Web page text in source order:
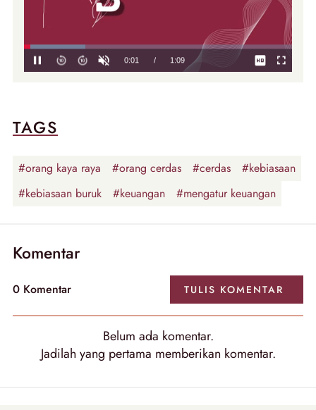
TAGS
#orang kaya raya #orang cerdas #cerdas
#kebiasaan
#kebiasaan buruk
#keuangan #mengatur keuangan
Komentar
0 Komentar TULIS KOMENTAR
Belum ada komentar.
Jadilah yang pertama memberikan komentar.